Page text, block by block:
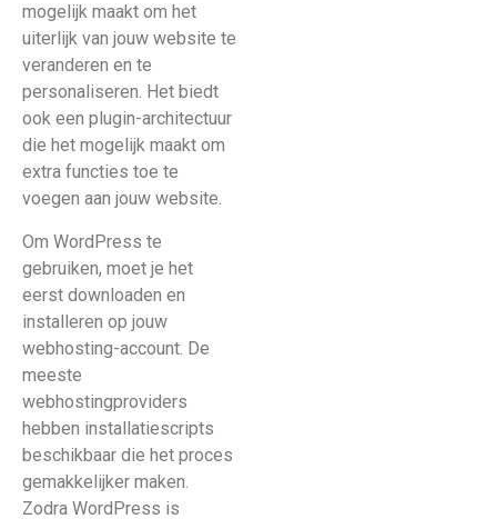
mogelijk maakt om het
uiterlijk van jouw website te
veranderen en te
personaliseren. Het biedt
ook een plugin-architectuur
die het mogelijk maakt om
extra functies toe te
voegen aan jouw website.
Om WordPress te
gebruiken, moet je het
eerst downloaden en
installeren op jouw
webhosting-account. De
meeste
webhostingproviders
hebben installatiescripts
beschikbaar die het proces
gemakkelijker maken.
Zodra WordPress is